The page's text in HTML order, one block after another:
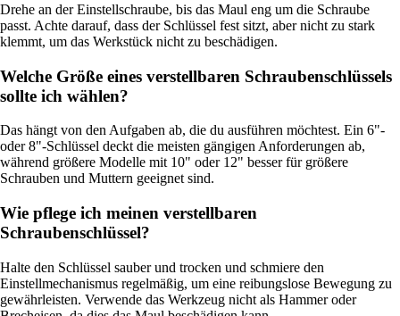
Drehe an der Einstellschraube, bis das Maul eng um die Schraube
passt. Achte darauf, dass der Schlüssel fest sitzt, aber nicht zu stark
klemmt, um das Werkstück nicht zu beschädigen.
Welche Größe eines verstellbaren Schraubenschlüssels
sollte ich wählen?
Das hängt von den Aufgaben ab, die du ausführen möchtest. Ein 6"-
oder 8"-Schlüssel deckt die meisten gängigen Anforderungen ab,
während größere Modelle mit 10" oder 12" besser für größere
Schrauben und Muttern geeignet sind.
Wie pflege ich meinen verstellbaren
Schraubenschlüssel?
Halte den Schlüssel sauber und trocken und schmiere den
Einstellmechanismus regelmäßig, um eine reibungslose Bewegung zu
gewährleisten. Verwende das Werkzeug nicht als Hammer oder